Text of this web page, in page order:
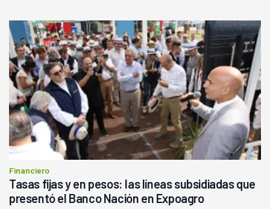
Financiero
Tasas fijas y en pesos: las líneas subsidiadas que
presentó el Banco Nación en Expoagro